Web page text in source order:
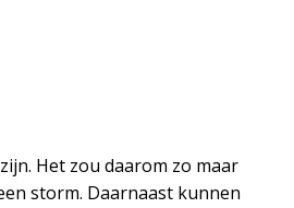
Het zou daarom zo maar
storm. Daarnaast kunnen